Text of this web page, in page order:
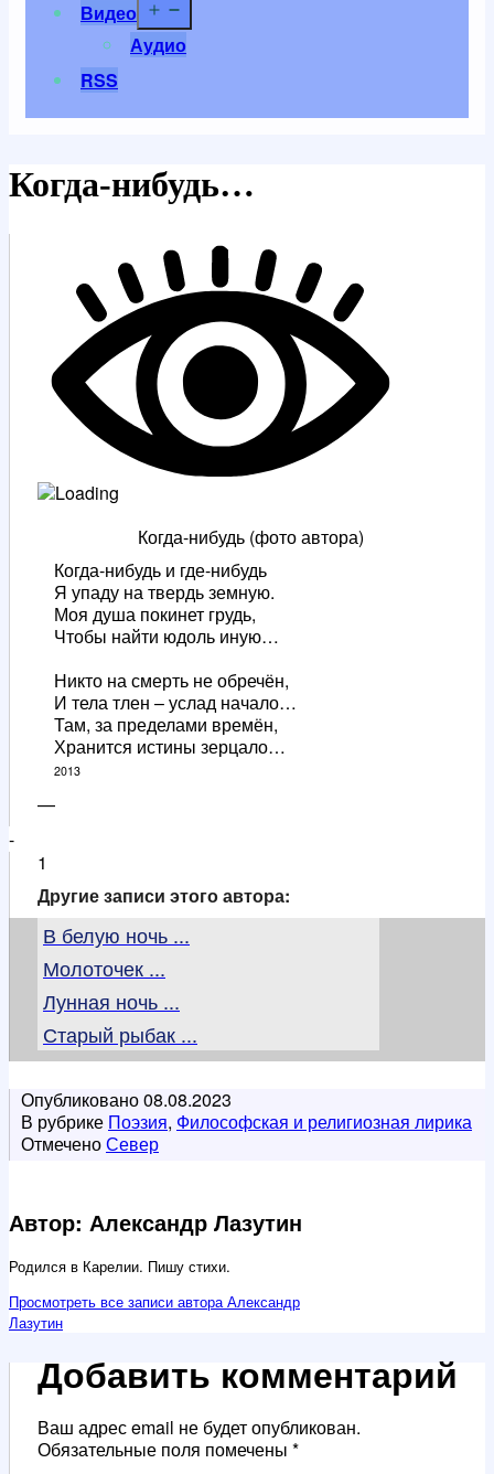
Видео
Аудио
RSS
Когда-нибудь…
Когда-нибудь (фото автора)
Когда-нибудь и где-нибудь
Я упаду на твердь земную.
Моя душа покинет грудь,
Чтобы найти юдоль иную…
Никто на смерть не обречён,
И тела тлен – услад начало…
Там, за пределами времён,
Хранится истины зерцало…
2013
—
-
1
Другие записи этого автора:
В белую ночь ...
Молоточек ...
Лунная ночь ...
Старый рыбак ...
Опубликовано08.08.2023
В рубрике Поэзия, Философская и религиозная лирика
ОтмеченоСевер
Автор: Александр Лазутин
Родился в Карелии. Пишу стихи.
Просмотреть все записи автора Александр
Лазутин
Добавить комментарий
Ваш адрес email не будет опубликован.
Обязательные поля помечены *